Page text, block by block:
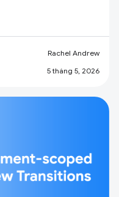
Rachel Andrew
5 tháng 5, 2026